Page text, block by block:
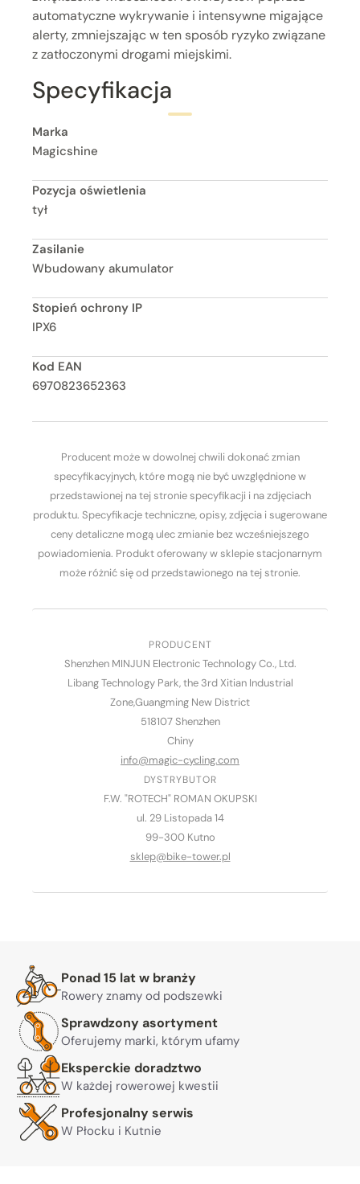
automatyczne wykrywanie i intensywne migające
alerty, zmniejszając w ten sposób ryzyko związane
z zatłoczonymi drogami miejskimi.
Specyfikacja
Marka
Magicshine
Pozycja oświetlenia
tył
Zasilanie
Wbudowany akumulator
Stopień ochrony IP
IPX6
Kod EAN
6970823652363
Producent może w dowolnej chwili dokonać zmian
specyfikacyjnych, które mogą nie być uwzględnione w
przedstawionej na tej stronie specyfikacji i na zdjęciach
produktu. Specyfikacje techniczne, opisy, zdjęcia i sugerowane
ceny detaliczne mogą ulec zmianie bez wcześniejszego
powiadomienia. Produkt oferowany w sklepie stacjonarnym
może różnić się od przedstawionego na tej stronie.
PRODUCENT
Shenzhen MINJUN Electronic Technology Co., Ltd.
Libang Technology Park, the 3rd Xitian Industrial
Zone,Guangming New District
518107 Shenzhen
Chiny
info@magic-cycling.com
DYSTRYBUTOR
F.W. "ROTECH" ROMAN OKUPSKI
ul. 29 Listopada 14
99-300 Kutno
sklep@bike-tower.pl
Warto nam zaufać
Ponad 15 lat w branży
Rowery znamy od podszewki
Sprawdzony asortyment
Oferujemy marki, którym ufamy
Eksperckie doradztwo
W każdej rowerowej kwestii
Profesjonalny serwis
W Płocku i Kutnie